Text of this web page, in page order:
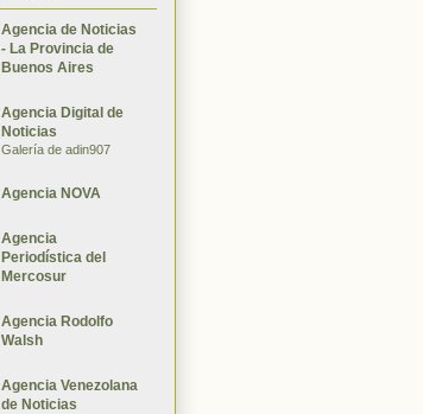
Agencia de Noticias
- La Provincia de
Buenos Aires
Agencia Digital de
Noticias
Galería de adin907
Agencia NOVA
Agencia
Periodística del
Mercosur
Agencia Rodolfo
Walsh
Agencia Venezolana
de Noticias